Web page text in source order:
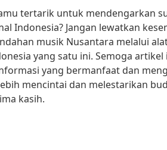
tertarik untuk mendengarkan
Indonesia? Jangan lewatkan
musik Nusantara melalui
yang satu ini. Semoga artikel
yang bermanfaat dan
mencintai dan melestarikan
kasih.